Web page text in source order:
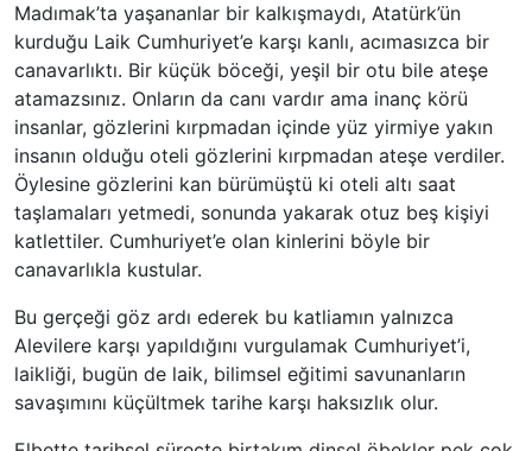
Madımak’ta yaşananlar bir kalkışmaydı, Atatürk’ün
kurduğu Laik Cumhuriyet’e karşı kanlı, acımasızca bir
canavarlıktı. Bir küçük böceği, yeşil bir otu bile ateşe
atamazsınız. Onların da canı vardır ama inanç körü
insanlar, gözlerini kırpmadan içinde yüz yirmiye yakın
insanın olduğu oteli gözlerini kırpmadan ateşe verdiler.
Öylesine gözlerini kan bürümüştü ki oteli altı saat
taşlamaları yetmedi, sonunda yakarak otuz beş kişiyi
katlettiler. Cumhuriyet’e olan kinlerini böyle bir
canavarlıkla kustular.
Bu gerçeği göz ardı ederek bu katliamın yalnızca
Alevilere karşı yapıldığını vurgulamak Cumhuriyet’i,
laikliği, bugün de laik, bilimsel eğitimi savunanların
savaşımını küçültmek tarihe karşı haksızlık olur.